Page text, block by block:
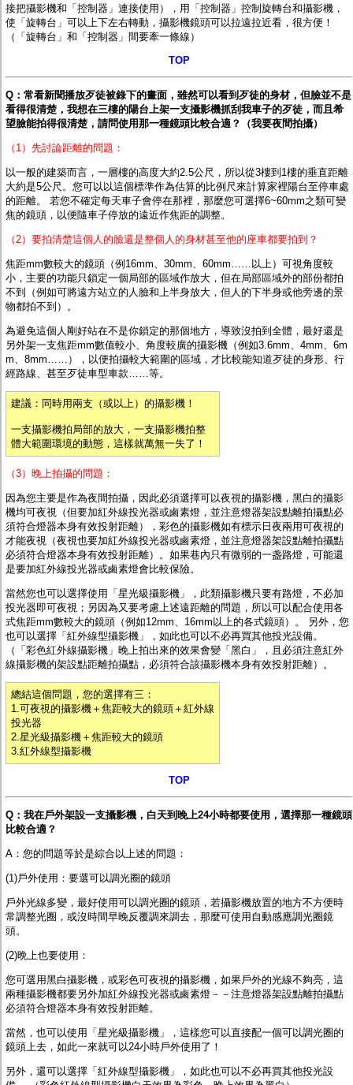
接把攝影機和「控制器」連接使用），用「控制器」控制旋轉台和攝影機，
使「旋轉台」可以上下左右轉動，攝影機鏡頭可以拉遠拉近看，很方便！
（「旋轉台」和「控制器」間要牽一條線）
TOP
Q：常看新聞播放歹徒被錄下的畫面，雖然可以看到歹徒的身材，但臉並不是
看得很清楚，我想在三樓的陽台上架一支攝影機抓刮我車子的歹徒，而且希
望臉能拍得很清楚，請問使用那一種鏡頭比較合適？（我要夜間拍攝）
（1）先討論距離的問題：
以一般的建築而言，一層樓的高度大約2.5公尺，所以從3樓到1樓的垂直距離
大約是5公尺。您可以以這個標準作為估算的比例尺來計算家裡陽台至停車處
的距離。 若您不確定每天車子會停在那裡，那麼您可選擇6~60mm之類可變
焦的鏡頭，以便隨車子停放的遠近作焦距的調整。
（2）要拍清楚這個人的臉還是整個人的身材甚至他的座車都要拍到？
焦距mm數較大的鏡頭（例16mm、30mm、60mm……以上）可視角度較
小，主要的功能只鎖定一個局部的區域作放大，但在局部區域外的部份都拍
不到（例如可將遠方站立的人臉和上半身放大，但人的下半身或他旁邊的景
物都拍不到）。
為避免這個人剛好站在不是你鎖定的那個地方，導致沒拍到全體，最好還是
另外架一支焦距mm數值較小、角度較廣的攝影機（例如3.6mm、4mm、6m
m、8mm……），以便拍攝較大範圍的區域，才比較能知道歹徒的身形、行
經路線、甚至歹徒車型車款……等。
建議：同時用兩支（或以上）的攝影機！
一支攝影機拍局部的放大，一支攝影機拍整
體大範圍環境的動態，這樣就萬無一失了！
（3）晚上拍攝的問題：
因為您主要是作為夜間拍攝，因此必須選擇可以夜視的攝影機，黑白的攝影
機均可夜視（但要加紅外線投光器或鹵素燈 ，並注意燈器架設點離拍攝點必
須符合燈器本身有效投射距離），彩色的攝影機如有標示日夜兩用可夜視的
才能夜視（夜視也要加紅外線投光器或鹵素燈 ，並注意燈器架設點離拍攝點
必須符合燈器本身有效投射距離）。如果巷內只有微弱的一盏路燈，可能還
是要加紅外線投光器或鹵素燈會比較保險。
當然您也可以選擇使用「 星光級攝影機 」，此類攝影機只要有路燈，不必加
投光器即可夜視；另因為又要考慮上述遠距離的問題，所以可以配合使用各
式焦距mm數較大的鏡頭（例如12mm、16mm以上的各式鏡頭）。 另外，您
也可以選擇「 紅外線型攝影機 」，如此也可以不必再買其他投光設備。
（「彩色紅外線攝影機」晚上拍出來的效果會變「黑白」，且必須注意紅外
線攝影機的架設點距離拍攝點，必須符合該攝影機本身有效投射距離）。
總結這個問題，您的選擇有三：
1.可夜視的攝影機＋焦距較大的鏡頭＋紅外線
投光器
2.星光級攝影機＋焦距較大的鏡頭
3.紅外線型攝影機
TOP
Q：我在戶外架設一支攝影機，白天到晚上24小時都要使用，選擇那一種鏡頭
比較合適？
A：您的問題等於是綜合以上述的問題：
(1)戶外使用：要選可以調光圈的鏡頭
戶外光線多變，最好使用可以調光圈的鏡頭，若攝影機放置的地方不方便時
常調整光圈，或沒時間早晚反覆調來調去，那麼可使用 自動感應調光圈鏡
頭。
(2)晩上也要使用：
您可選用黑白攝影機，或彩色可夜視的攝影機，如果戶外的光線不夠亮，這
兩種攝影機都要另外加紅外線投光器或鹵素燈 －－注意燈器架設點離拍攝點
必須符合燈器本身有效投射距離。
當然，也可以使用「 星光級攝影機 」，這樣您可以直接配一個可以調光圈的
鏡頭上去，如此一來就可以24小時戶外使用了！
另外，還可以選擇「 紅外線型攝影機 」，如此也可以不必再買其他投光設